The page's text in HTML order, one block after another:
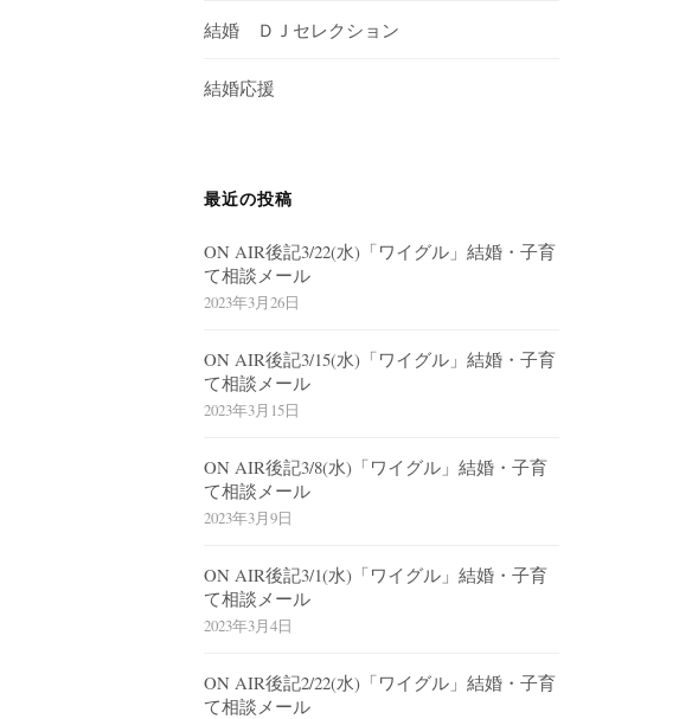
結婚 ＤＪセレクション
結婚応援
最近の投稿
ON AIR後記3/22(水)「ワイグル」結婚・子育
て相談メール
2023年3月26日
ON AIR後記3/15(水)「ワイグル」結婚・子育
て相談メール
2023年3月15日
ON AIR後記3/8(水)「ワイグル」結婚・子育
て相談メール
2023年3月9日
ON AIR後記3/1(水)「ワイグル」結婚・子育
て相談メール
2023年3月4日
ON AIR後記2/22(水)「ワイグル」結婚・子育
て相談メール